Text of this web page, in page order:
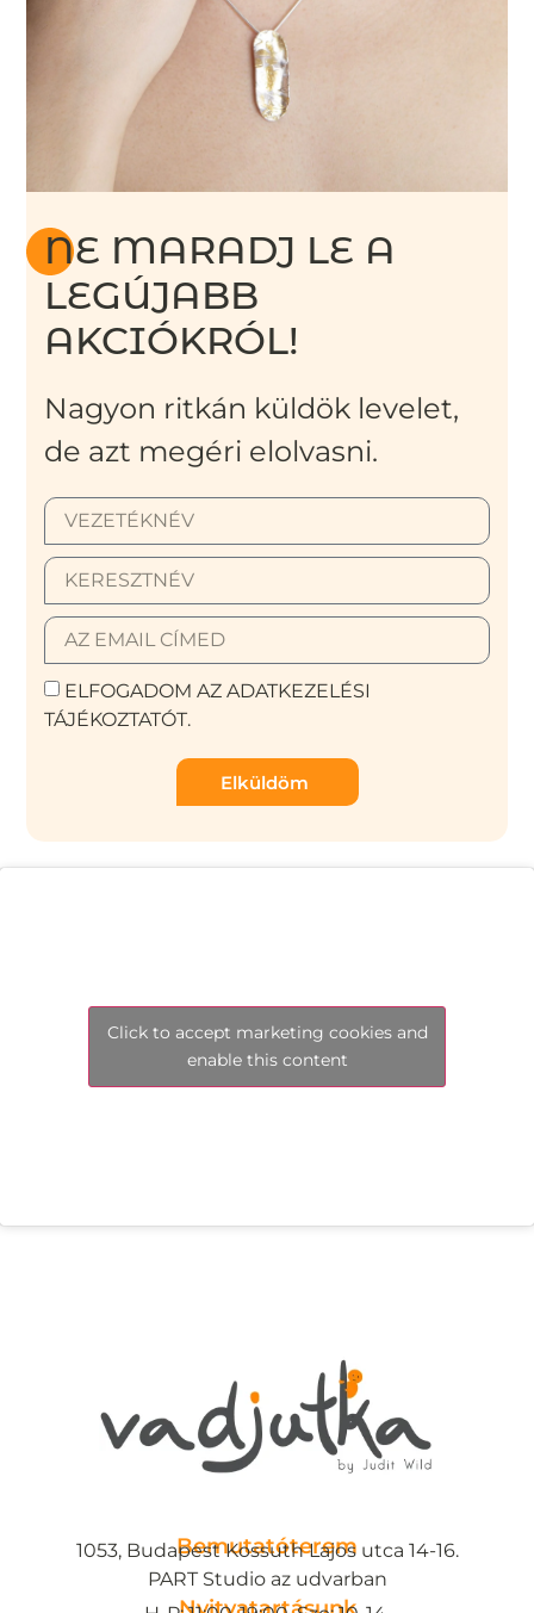
NE MARADJ LE A
LEGÚJABB
AKCIÓKRÓL!
Nagyon ritkán küldök levelet,
de azt megéri elolvasni.
ELFOGADOM AZ ADATKEZELÉSI
TÁJÉKOZTATÓT.
Elküldöm
Click to accept marketing cookies and
enable this content
Bemutatóterem
1053, Budapest Kossuth Lajos utca 14-16.
PART Studio az udvarban